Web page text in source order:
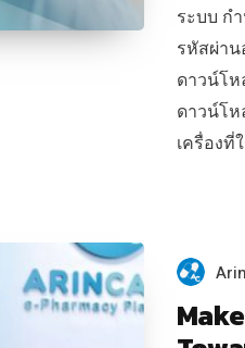
ระบบ ก
รหัสผ่าน
ดาวน์โ
ดาวน์โ
เครื่องที่